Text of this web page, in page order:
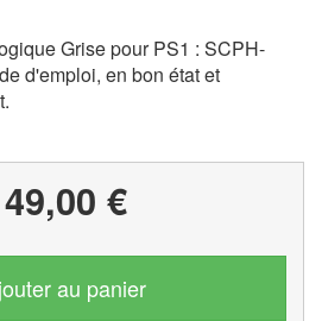
Grise pour PS1 : SCPH-
d'emploi, en bon état et
€
au panier